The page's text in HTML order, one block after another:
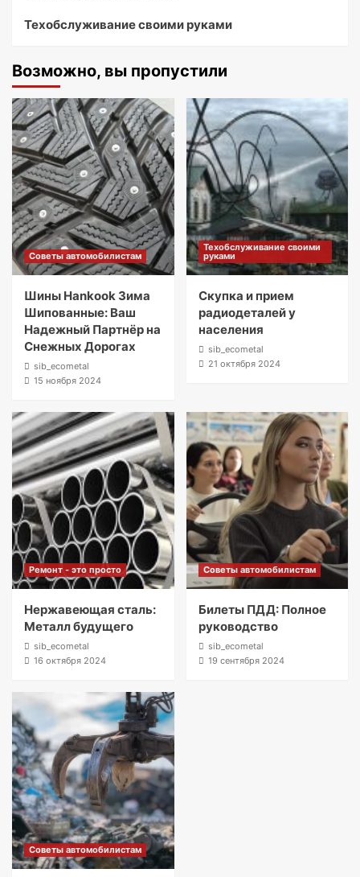
Техобслуживание своими руками
Возможно, вы пропустили
Советы автомобилистам
Шины Hankook Зима
Шипованные: Ваш
Надежный Партнёр на
Снежных Дорогах
sib_ecometal
15 ноября 2024
Техобслуживание своими
руками
Скупка и прием
радиодеталей у
населения
sib_ecometal
21 октября 2024
Ремонт - это просто
Нержавеющая сталь:
Металл будущего
sib_ecometal
16 октября 2024
Советы автомобилистам
Билеты ПДД: Полное
руководство
sib_ecometal
19 сентября 2024
Советы автомобилистам